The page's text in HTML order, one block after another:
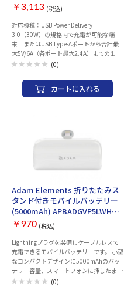
￥3,113 (税込)
対応機種：USB Power Delivery
3.0（30W）の規格内で充電が可能な端
末 またはUSB Type-Aポートから合計最
大5V/6A（各ポート最大2.4A）までの出力
で充電可能な機器とその組み合わせ コネ
C（USB-C）メス×1 USB Aメス×4 定格
入力電圧：AC100-240V 50/60Hz 定格出
力電力：合計60W（USB Type-C（USB-
5V/9V/12V/15V/20V USB A ： 5V 定格出
力電流：USB Type-C（USB-C）： 3A（5V
時）/3A（9V時）/2.5A（12V
時）/2A（15V時）/1.5A（20V時） USB
ラー：ブラック 電気用品安全法：◇PSE
特定電気用品 使用可能地域：日本 保証期
間：1年間 その他：USB Power Delivery
3.0規格準拠品 耐トラッキングスリーブ
付きACケーブル USB Type-Aポートはお
まかせ充電対応 滑り止め付き
(0)
カートに入れる
Adam Elements 折りたたみス
タンド付きモバイルバッテリー
(5000mAh) APBADGVP5LWH
[ホワイト]
￥970 (税込)
Lightningプラグを装備しケーブルレスで
充電できるモバイルバッテリーです。 小型
なコンパクトデザインに5000mAhのバッ
テリー容量、スマートフォンに挿したまま
使えるので、充電しながらの通話や動画視
(0)